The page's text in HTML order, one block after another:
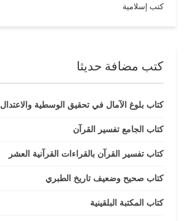
كتب إسلامية
كتب مضافة حديثا
كتاب بلوغ الآمال في تحقيق الوسطية والاعتدال
كتاب الجامع تفسير القرآن
كتاب تفسير القرآن بالقراءات القرآنية العشر
كتاب صحيح وضعيف تاريخ الطبري
كتاب المكتبة البلقينية